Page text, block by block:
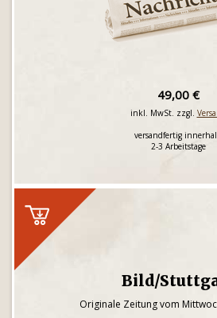
49,00 €
inkl. MwSt. zzgl.
versandfertig
2-3 Arbeitstage
Bild/
Originale Zeitung vom